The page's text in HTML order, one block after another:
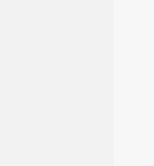
: 2000 ;
de
: 4K
de
:
de